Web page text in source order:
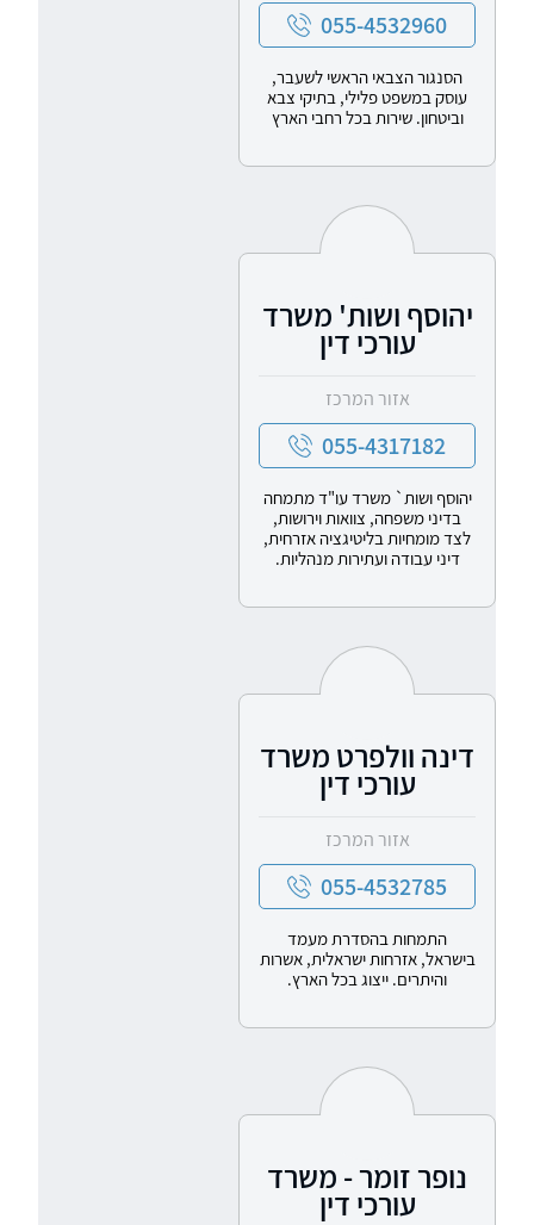
055-4532960
הסנגור הצבאי הראשי לשעבר,
עוסק במשפט פלילי, בתיקי צבא
וביטחון. שירות בכל רחבי הארץ
יהוסף ושות' משרד
עורכי דין
אזור המרכז
055-4317182
יהוסף ושות` משרד עו"ד מתמחה
בדיני משפחה, צוואות וירושות,
לצד מומחיות בליטיגציה אזרחית,
דיני עבודה ועתירות מנהליות.
דינה וולפרט משרד
עורכי דין
אזור המרכז
055-4532785
התמחות בהסדרת מעמד
בישראל, אזרחות ישראלית, אשרות
והיתרים. ייצוג בכל הארץ.
נופר זומר - משרד
עורכי דין